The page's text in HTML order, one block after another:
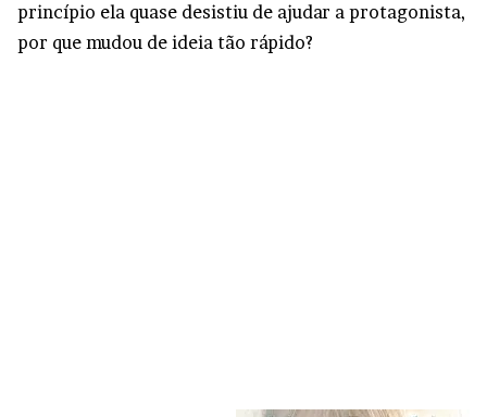
princípio ela quase desistiu de ajudar a protagonista,
por que mudou de ideia tão rápido?